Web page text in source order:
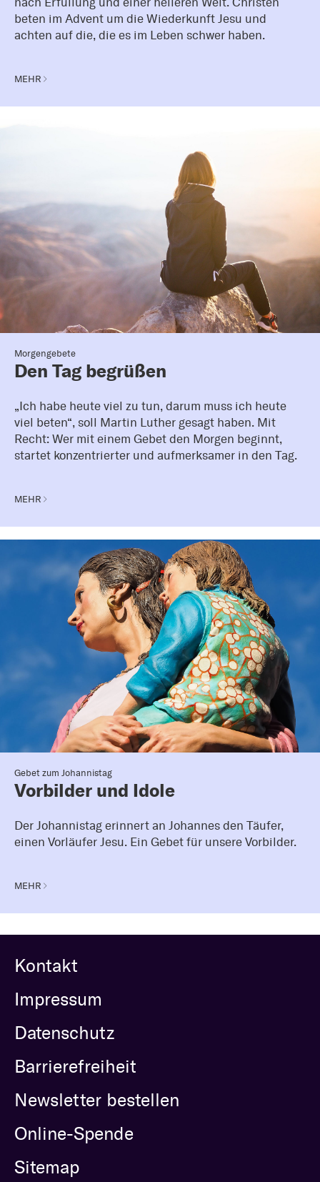
beten im Advent um die Wiederkunft Jesu und
achten auf die, die es im Leben schwer haben.
MEHR
Morgengebete
Den Tag begrüßen
„Ich habe heute viel zu tun, darum muss ich heute
viel beten“, soll Martin Luther gesagt haben. Mit
Recht: Wer mit einem Gebet den Morgen beginnt,
startet konzentrierter und aufmerksamer in den Tag.
MEHR
Gebet zum Johannistag
Vorbilder und Idole
Der Johannistag erinnert an Johannes den Täufer,
einen Vorläufer Jesu. Ein Gebet für unsere Vorbilder.
MEHR
Kontakt
Impressum
Datenschutz
Barrierefreiheit
Newsletter bestellen
Online-Spende
Sitemap